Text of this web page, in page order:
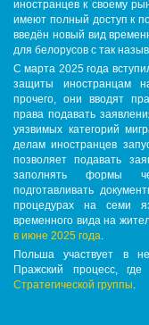
иностранцев к своему
имеют полный доступ к
введён новый вид
для белорусов с так
С марта 2025 года
защиты иностранцам
прочего, они вводят
права подавать
уязвимых категорий
делам иностранцев
позволяет подавать
заполнять формы
подготавливать
процедурах на семи
временного вида на
в июне 2025 года
Польша участвует в
Пражский процесс,
Стратегической группы